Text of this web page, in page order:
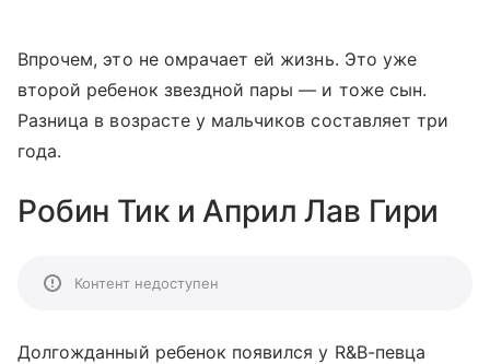
Впрочем, это не омрачает ей жизнь. Это уже
второй ребенок звездной пары — и тоже сын.
Разница в возрасте у мальчиков составляет три
года.
Робин Тик и Април Лав Гири
Контент недоступен
Долгожданный ребенок появился у R&B-певца